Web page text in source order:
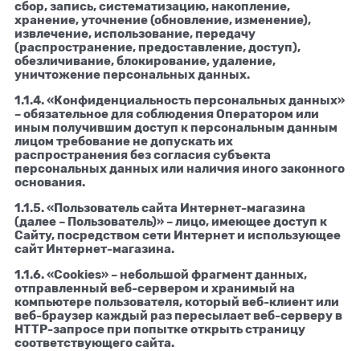
сбор, запись, систематизацию, накопление,
хранение, уточнение (обновление, изменение),
извлечение, использование, передачу
(распространение, предоставление, доступ),
обезличивание, блокирование, удаление,
уничтожение персональных данных.
1.1.4. «Конфиденциальность персональных данных»
– обязательное для соблюдения Оператором или
иным получившим доступ к персональным данным
лицом требование не допускать их
распространения без согласия субъекта
персональных данных или наличия иного законного
основания.
1.1.5. «Пользователь сайта Интернет-магазина
(далее – Пользователь)» – лицо, имеющее доступ к
Сайту, посредством сети Интернет и использующее
сайт Интернет-магазина.
1.1.6. «Cookies» – небольшой фрагмент данных,
отправленный веб-сервером и хранимый на
компьютере пользователя, который веб-клиент или
веб-браузер каждый раз пересылает веб-серверу в
HTTP-запросе при попытке открыть страницу
соответствующего сайта.